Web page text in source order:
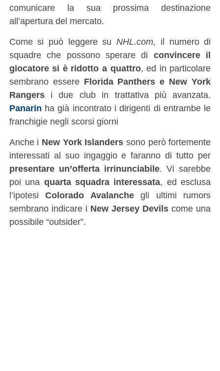
comunicare la sua prossima destinazione
all’apertura del mercato.
Come si può leggere suNHL.com,
il numero di
squadre che possono sperare di convincere il
giocatore si è ridotto a quattro, ed in particolare
sembrano essere Florida Panthers e New York
Rangersi due club in trattativa più avanzata.
Panarin ha già incontrato i dirigenti di entrambe le
franchigie negli scorsi giorni
Anche i New York Islanders sono però fortemente
interessati al suo ingaggio e faranno di tutto per
presentare un’offerta irrinunciabile. Vi sarebbe
poi una quarta squadra interessata, ed esclusa
l’ipotesiColorado Avalanchegli ultimi rumors
sembrano indicare i New Jersey Devils come una
possibile “outsider”.